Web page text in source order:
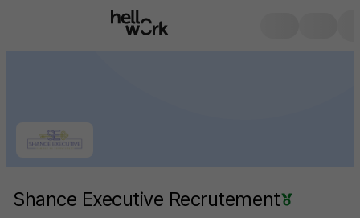
Shance Executive Recrutement